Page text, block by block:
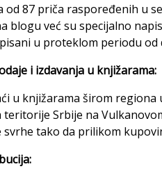
od 87 priča raspoređenih u
blogu već su specijalno
u proteklom periodu
i izdavanja u knjižarama:
u knjižarama širom
teritorije Srbije na
tako da prilikom